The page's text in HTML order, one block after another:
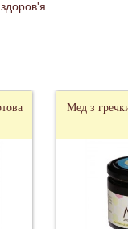
Мед з